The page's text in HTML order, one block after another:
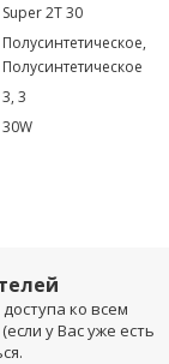
Super 2T 30
Полусинтетическое,
Полусинтетическое
3, 3
30W
ко всем
у Вас уже есть